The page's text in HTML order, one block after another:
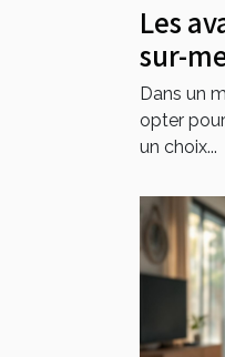
Les
sur-
Dans un
opter
un choix...